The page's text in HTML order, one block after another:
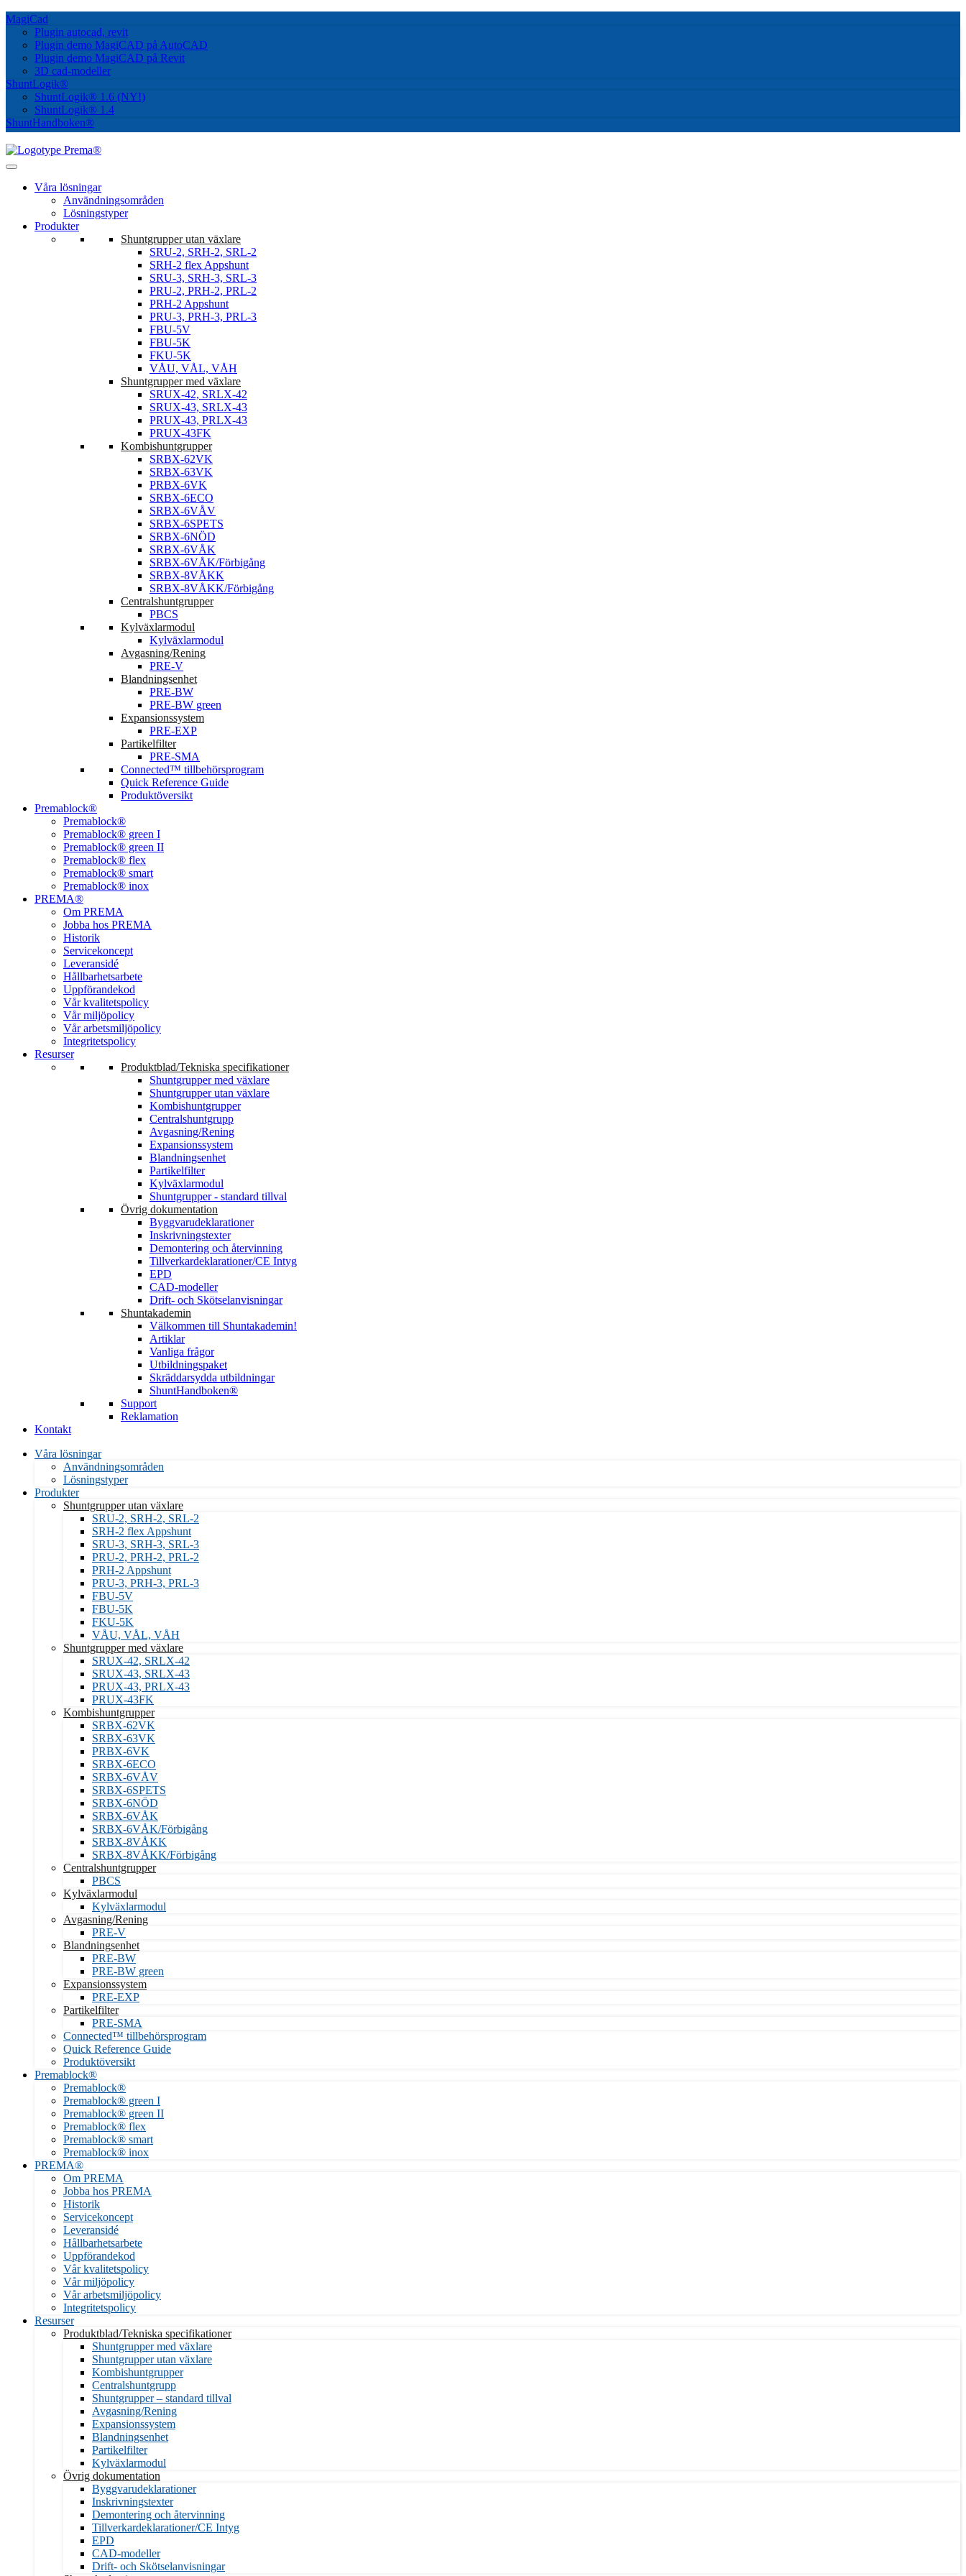
MagiCad
Plugin autocad, revit
Plugin demo MagiCAD på AutoCAD
Plugin demo MagiCAD på Revit
3D cad-modeller
ShuntLogik®
ShuntLogik® 1.6 (NY!)
ShuntLogik® 1.4
ShuntHandboken®
Våra lösningar
Användningsområden
Lösningstyper
Produkter
Shuntgrupper utan växlare
SRU-2, SRH-2, SRL-2
SRH-2 flex Appshunt
SRU-3, SRH-3, SRL-3
PRU-2, PRH-2, PRL-2
PRH-2 Appshunt
PRU-3, PRH-3, PRL-3
FBU-5K
FKU-5K
VÅU, VÅL, VÅH
Shuntgrupper med växlare
SRUX-42, SRLX-42
SRUX-43, SRLX-43
PRUX-43, PRLX-43
PRUX-43FK
Kombishuntgrupper
SRBX-62VK
SRBX-63VK
PRBX-6VK
SRBX-6ECO
SRBX-6VÅV
SRBX-6SPETS
SRBX-6NÖD
SRBX-6VÅK
SRBX-6VÅK/Förbigång
SRBX-8VÅKK
SRBX-8VÅKK/Förbigång
Centralshuntgrupper
PBCS
Kylväxlarmodul
Kylväxlarmodul
Avgasning/Rening
PRE-V
Blandningsenhet
PRE-BW
PRE-BW green
Expansionssystem
PRE-EXP
Partikelfilter
PRE-SMA
Connected™ tillbehörsprogram
Quick Reference Guide
Produktöversikt
Premablock®
Premablock®
Premablock® green I
Premablock® green II
Premablock® flex
Premablock® smart
Premablock® inox
PREMA®
Om PREMA
Jobba hos PREMA
Historik
Servicekoncept
Leveransidé
Hållbarhetsarbete
Uppförandekod
Vår kvalitetspolicy
Vår miljöpolicy
Vår arbetsmiljöpolicy
Integritetspolicy
Resurser
Produktblad/Tekniska specifikationer
Shuntgrupper med växlare
Shuntgrupper utan växlare
Kombishuntgrupper
Centralshuntgrupp
Avgasning/Rening
Expansionssystem
Blandningsenhet
Partikelfilter
Kylväxlarmodul
Shuntgrupper - standard tillval
Övrig dokumentation
Byggvarudeklarationer
Inskrivningstexter
Demontering och återvinning
Tillverkardeklarationer/CE Intyg
EPD
CAD-modeller
Drift- och Skötselanvisningar
Shuntakademin
Välkommen till Shuntakademin!
Artiklar
Vanliga frågor
Utbildningspaket
Skräddarsydda utbildningar
ShuntHandboken®
Support
Reklamation
Kontakt
Våra lösningar
Användningsområden
Lösningstyper
Produkter
Shuntgrupper utan växlare
SRU-2, SRH-2, SRL-2
SRH-2 flex Appshunt
SRU-3, SRH-3, SRL-3
PRU-2, PRH-2, PRL-2
PRH-2 Appshunt
PRU-3, PRH-3, PRL-3
FBU-5K
FKU-5K
VÅU, VÅL, VÅH
Shuntgrupper med växlare
SRUX-42, SRLX-42
SRUX-43, SRLX-43
PRUX-43, PRLX-43
PRUX-43FK
Kombishuntgrupper
SRBX-62VK
SRBX-63VK
PRBX-6VK
SRBX-6ECO
SRBX-6VÅV
SRBX-6SPETS
SRBX-6NÖD
SRBX-6VÅK
SRBX-6VÅK/Förbigång
SRBX-8VÅKK
SRBX-8VÅKK/Förbigång
Centralshuntgrupper
PBCS
Kylväxlarmodul
Kylväxlarmodul
Avgasning/Rening
PRE-V
Blandningsenhet
PRE-BW
PRE-BW green
Expansionssystem
PRE-EXP
Partikelfilter
PRE-SMA
Connected™ tillbehörsprogram
Quick Reference Guide
Produktöversikt
Premablock®
Premablock®
Premablock® green I
Premablock® green II
Premablock® flex
Premablock® smart
Premablock® inox
PREMA®
Om PREMA
Jobba hos PREMA
Historik
Servicekoncept
Leveransidé
Hållbarhetsarbete
Uppförandekod
Vår kvalitetspolicy
Vår miljöpolicy
Vår arbetsmiljöpolicy
Integritetspolicy
Resurser
Produktblad/Tekniska specifikationer
Shuntgrupper med växlare
Shuntgrupper utan växlare
Kombishuntgrupper
Centralshuntgrupp
Shuntgrupper – standard tillval
Avgasning/Rening
Expansionssystem
Blandningsenhet
Partikelfilter
Kylväxlarmodul
Övrig dokumentation
Byggvarudeklarationer
Inskrivningstexter
Demontering och återvinning
Tillverkardeklarationer/CE Intyg
EPD
CAD-modeller
Drift- och Skötselanvisningar